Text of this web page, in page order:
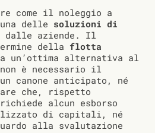
come il noleggio a
delle soluzioni di
dalle aziende. Il
della flotta
un’ottima alternativa al
è necessario il
canone anticipato, né
che, rispetto
alcun esborso
di capitali, né
alla svalutazione